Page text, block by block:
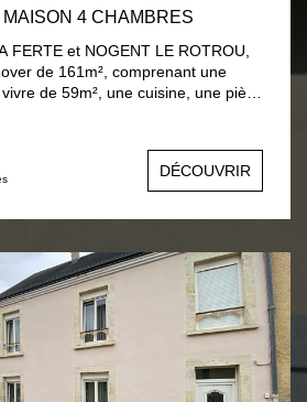
4 CHAMBRES
FERTE et NOGENT LE ROTROU,
de 161m², comprenant une
de 59m², une cuisine, une pièce
un grenier de 50m²
de 120m² environ. Terrain
3 environ.
DÉCOUVRIR